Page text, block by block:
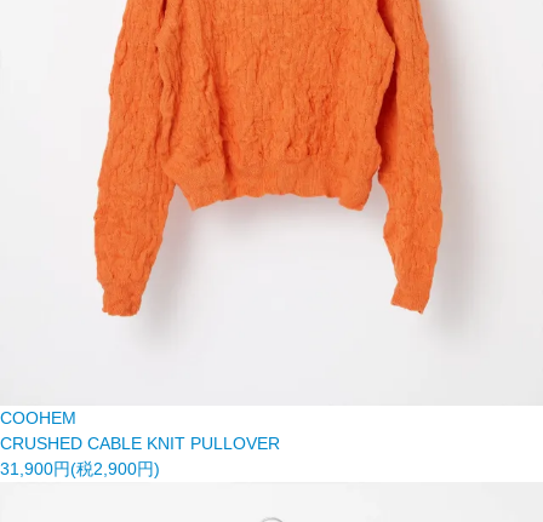
COOHEM
CRUSHED CABLE KNIT PULLOVER
31,900円(税2,900円)